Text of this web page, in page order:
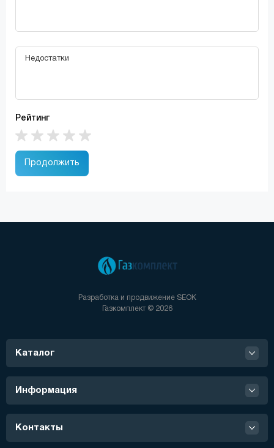
Рейтинг
Продолжить
Разработка и продвижение SEOK
Газкомплект © 2026
Каталог
Информация
Контакты